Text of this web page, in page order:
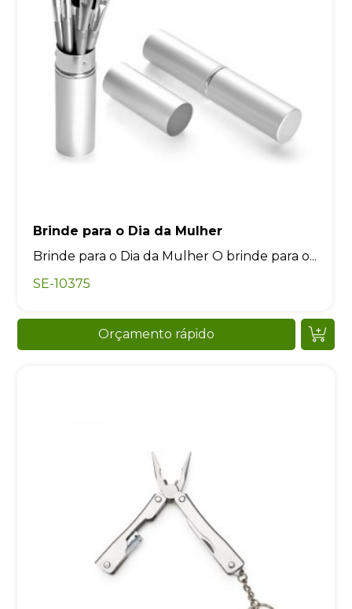
Brinde para o Dia da Mulher
Brinde para o Dia da Mulher O brinde para o...
SE-10375
Orçamento rápido